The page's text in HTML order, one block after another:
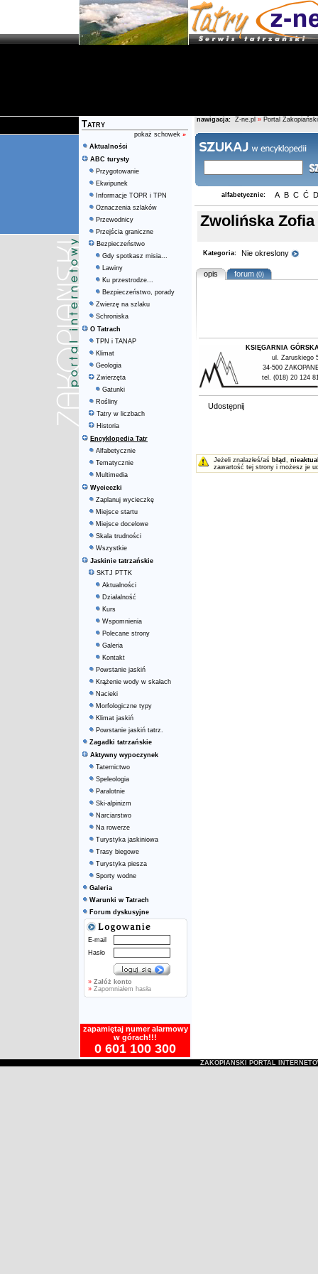
Tatry
pokaż schowek »
Aktualności
ABC turysty
Przygotowanie
Ekwipunek
Informacje TOPR i TPN
Oznaczenia szlaków
Przewodnicy
Przejścia graniczne
Bezpieczeństwo
Gdy spotkasz misia...
Lawiny
Ku przestrodze...
Bezpieczeństwo, porady
Zwierzę na szlaku
Schroniska
O Tatrach
TPN i TANAP
Klimat
Geologia
Zwierzęta
Gatunki
Rośliny
Tatry w liczbach
Historia
Encyklopedia Tatr
Alfabetycznie
Tematycznie
Multimedia
Wycieczki
Zaplanuj wycieczkę
Miejsce startu
Miejsce docelowe
Skala trudności
Wszystkie
Jaskinie tatrzańskie
SKTJ PTTK
Aktualności
Działalność
Kurs
Wspomnienia
Polecane strony
Galeria
Kontakt
Powstanie jaskiń
Krążenie wody w skałach
Nacieki
Morfologiczne typy
Klimat jaskiń
Powstanie jaskiń tatrz.
Zagadki tatrzańskie
Aktywny wypoczynek
Taternictwo
Speleologia
Paralotnie
Ski-alpinizm
Narciarstwo
Na rowerze
Turystyka jaskiniowa
Trasy biegowe
Turystyka piesza
Sporty wodne
Galeria
Warunki w Tatrach
Forum dyskusyjne
E-mail
Hasło
» Załóż konto
»Zapomniałem hasła
zapamiętaj numer alarmowy
w górach!!!
0 601 100 300
nawigacja: Z-ne.pl » Portal Zakopiański
alfabetycznie: A B C Ć D
Zwolińska Zofia
Kategoria: Nie okreslony
opis forum(0)
KSIĘGARNIA
ul. Zaruskiego
34-500
tel. (018) 20 124
Udostępnij
Jeżeli znalazłeś/aś błąd ,
zawartość tej strony i możesz je
ZAKOPIAŃSKI PORTAL